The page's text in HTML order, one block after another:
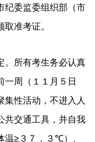
纪委监委组织部（市
准考证。
。所有考生务必认真
一周（１１月５日
集性活动，不进入人
共交通工具，并自我
温≥３７．３℃）、